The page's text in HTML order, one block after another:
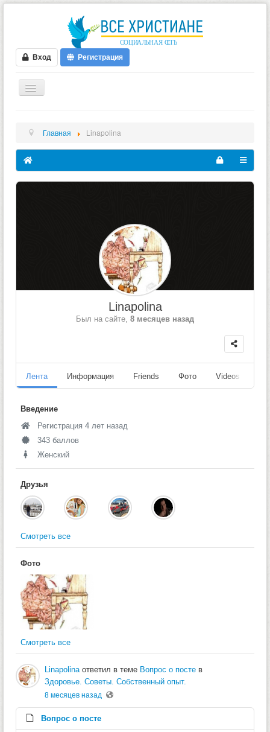
Вход Регистрация
ФОРУМ
ВИДЕО
БЛОГИ
Главная Linapolina
Linapolina
Был на сайте, 8 месяцев назад
Лента Информация Friends Фото Videos
Введение
Регистрация 4 лет назад
343 баллов
Женский
Друзья
Смотреть все
Фото
Смотреть все
Linapolina ответил в теме Вопрос о посте в
Здоровье. Советы. Собственный опыт.
8 месяцев назад
Вопрос о посте